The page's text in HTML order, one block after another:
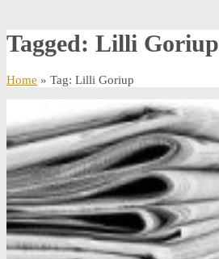
Tagged: Lilli Goriup
Home » Tag: Lilli Goriup